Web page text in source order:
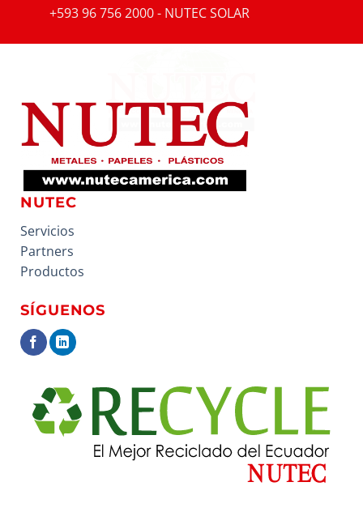
+593 96 756 2000 - NUTEC SOLAR
NUTEC
Servicios
Partners
Productos
SÍGUENOS